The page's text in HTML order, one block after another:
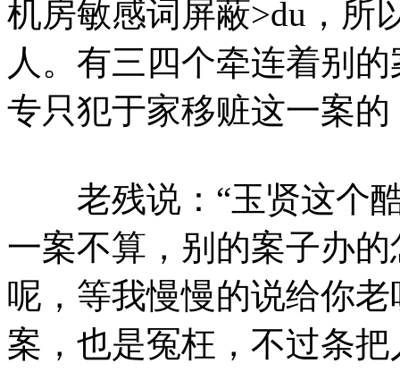
机房敏感词屏蔽>du，所
人。有三四个牵连着别
专只犯于家移赃这一案
老残说：“玉贤这个酷
一案不算，别的案子办
呢，等我慢慢的说给你
案，也是冤枉，不过条